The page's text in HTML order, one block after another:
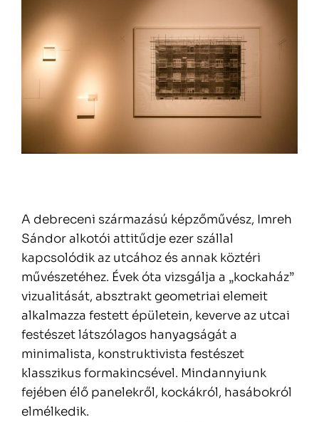
A debreceni származású képzőművész, Imreh
Sándor alkotói attitűdje ezer szállal
kapcsolódik az utcához és annak köztéri
művészetéhez. Évek óta vizsgálja a „kockaház”
vizualitását, absztrakt geometriai elemeit
alkalmazza festett épületein, keverve az utcai
festészet látszólagos hanyagságát a
minimalista, konstruktivista festészet
klasszikus formakincsével. Mindannyiunk
fejében élő panelekről, kockákról, hasábokról
elmélkedik.